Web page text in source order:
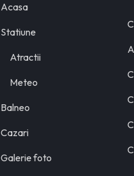
Acasa
Statiune
Atractii
Meteo
Balneo
Cazari
Galerie foto